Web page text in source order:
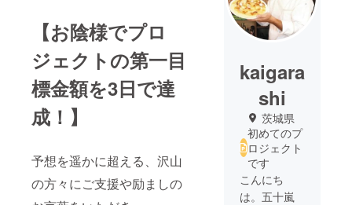
【お陰様でプロ
ジェクトの第一目
標金額を3日で達
成！】
予想を遥かに超える、沢山
の方々にご支援や励ましの
kaigara
shi
茨城県
初めてのプ
ロジェクト
です
こんにち
は。五十嵐